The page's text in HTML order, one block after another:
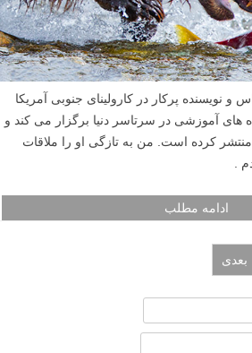
و نویسنده پرکار در کارولینای جنوبی آمریکا